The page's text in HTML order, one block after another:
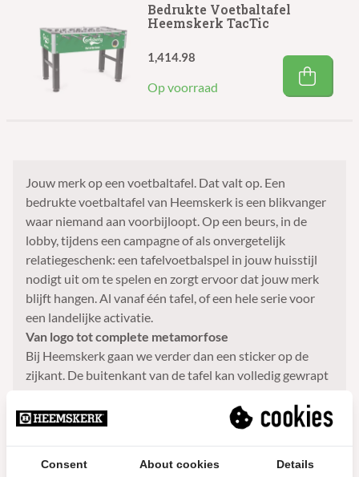
Bedrukte Voetbaltafel
Heemskerk TacTic
Op voorraad
1,414.98
Jouw merk op een voetbaltafel. Dat valt op. Een
bedrukte voetbaltafel van Heemskerk is een blikvanger
waar niemand aan voorbijloopt. Op een beurs, in de
lobby, tijdens een campagne of als onvergetelijk
relatiegeschenk: een tafelvoetbalspel in jouw huisstijl
nodigt uit om te spelen en zorgt ervoor dat jouw merk
blijft hangen. Al vanaf één tafel, of een hele serie voor
een landelijke activatie.
Van logo tot complete metamorfose
Bij Heemskerk gaan we verder dan een sticker op de
zijkant. De buitenkant van de tafel kan volledig gewrapt
bedrijfskleuren, met logo in de middencirkel of een
compleet eigen ontwerp. Zelfs de poppetjes en balletjes
kunnen worden aangepast. Van een enkel logo tot een
totale transformatie: alles is mogelijk.
Consent About cookies Details